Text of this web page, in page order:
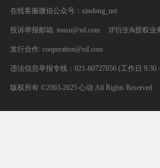
在线客服微信公众号：xindong_net
投诉举报邮箱: tousu@xd.com IP衍生&授权业
发行合作: cooperation@xd.com
违法信息举报专线：021-60727056 (工作日 9:30
版权所有 ©2003-2025 心动 All Rights Reserved